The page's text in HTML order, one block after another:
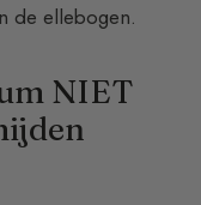
de ellebogen.
NIET